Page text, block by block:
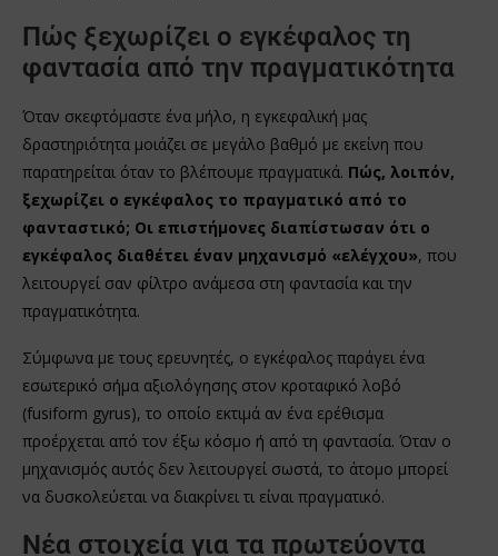
Πώς ξεχωρίζει ο εγκέφαλος τη
φαντασία από την πραγματικότητα
Όταν σκεφτόμαστε ένα μήλο, η εγκεφαλική μας
δραστηριότητα μοιάζει σε μεγάλο βαθμό με εκείνη που
παρατηρείται όταν το βλέπουμε πραγματικά. Πώς, λοιπόν,
ξεχωρίζει ο εγκέφαλος το πραγματικό από το
φανταστικό; Οι επιστήμονες διαπίστωσαν ότι ο
εγκέφαλος διαθέτει έναν μηχανισμό «ελέγχου», που
λειτουργεί σαν φίλτρο ανάμεσα στη φαντασία και την
πραγματικότητα.
Σύμφωνα με τους ερευνητές, ο εγκέφαλος παράγει ένα
εσωτερικό σήμα αξιολόγησης στον κροταφικό λοβό
(fusiform gyrus), το οποίο εκτιμά αν ένα ερέθισμα
προέρχεται από τον έξω κόσμο ή από τη φαντασία. Όταν ο
μηχανισμός αυτός δεν λειτουργεί σωστά, το άτομο μπορεί
να δυσκολεύεται να διακρίνει τι είναι πραγματικό.
Νέα στοιχεία για τα πρωτεύοντα